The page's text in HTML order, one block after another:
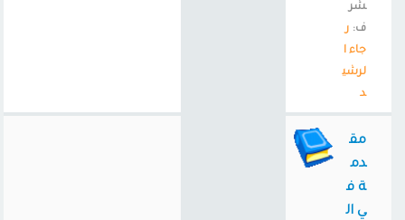
شر
ف: ر
جاء ا
لرشي
د
مق
دم
ة ف
ي ال